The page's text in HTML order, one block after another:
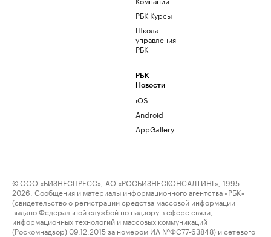
РБК Курсы
Школа
управления
РБК
РБК
Новости
iOS
Android
AppGallery
© ООО «БИЗНЕСПРЕСС», АО «РОСБИЗНЕСКОНСАЛТИНГ», 1995–
2026. Сообщения и материалы информационного агентства «РБК»
(свидетельство о регистрации средства массовой информации
выдано Федеральной службой по надзору в сфере связи,
информационных технологий и массовых коммуникаций
(Роскомнадзор) 09.12.2015 за номером ИА №ФС77-63848) и сетевого